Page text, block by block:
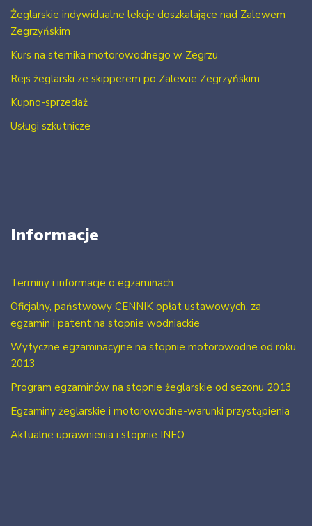
Żeglarskie indywidualne lekcje doszkalające nad Zalewem
Zegrzyńskim
Kurs na sternika motorowodnego w Zegrzu
Rejs żeglarski ze skipperem po Zalewie Zegrzyńskim
Kupno-sprzedaż
Usługi szkutnicze
Informacje
Terminy i informacje o egzaminach.
Oficjalny, państwowy CENNIK opłat ustawowych, za
egzamin i patent na stopnie wodniackie
Wytyczne egzaminacyjne na stopnie motorowodne od roku
2013
Program egzaminów na stopnie żeglarskie od sezonu 2013
Egzaminy żeglarskie i motorowodne-warunki przystąpienia
Aktualne uprawnienia i stopnie INFO